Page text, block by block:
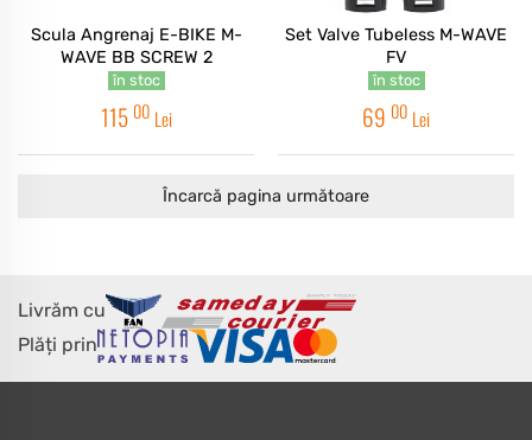
Scula Angrenaj E-BIKE M-
WAVE BB SCREW 2
în stoc
115 00 Lei
Set Valve Tubeless M-WAVE
FV
în stoc
69 00 Lei
Încarcă pagina următoare
Livrăm cu
Plăți prin